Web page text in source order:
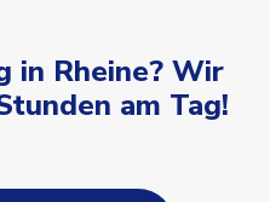
in Rheine? Wir
am Tag!